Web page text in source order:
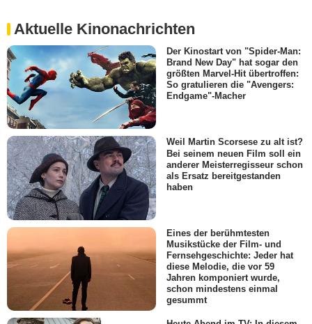
Aktuelle Kinonachrichten
Der Kinostart von "Spider-Man:
Brand New Day" hat sogar den
größten Marvel-Hit übertroffen:
So gratulieren die "Avengers:
Endgame"-Macher
Weil Martin Scorsese zu alt ist?
Bei seinem neuen Film soll ein
anderer Meisterregisseur schon
als Ersatz bereitgestanden
haben
Eines der berühmtesten
Musikstücke der Film- und
Fernsehgeschichte: Jeder hat
diese Melodie, die vor 59
Jahren komponiert wurde,
schon mindestens einmal
gesummt